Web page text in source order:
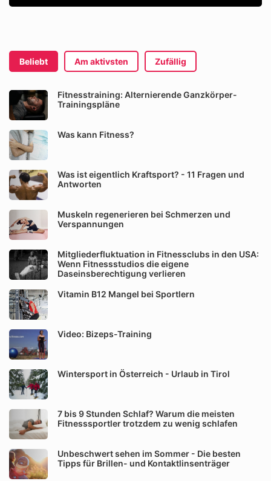
Beliebt Am aktivsten Zufällig
Fitnesstraining: Alternierende Ganzkörper-
Trainingspläne
Was kann Fitness?
Was ist eigentlich Kraftsport? - 11 Fragen und
Antworten
Muskeln regenerieren bei Schmerzen und
Verspannungen
Mitgliederfluktuation in Fitnessclubs in den USA:
Wenn Fitnessstudios die eigene
Daseinsberechtigung verlieren
Vitamin B12 Mangel bei Sportlern
Video: Bizeps-Training
Wintersport in Österreich - Urlaub in Tirol
7 bis 9 Stunden Schlaf? Warum die meisten
Fitnesssportler trotzdem zu wenig schlafen
Unbeschwert sehen im Sommer - Die besten
Tipps für Brillen- und Kontaktlinsenträger